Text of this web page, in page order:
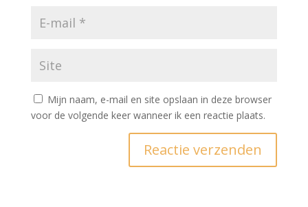
Mijn naam, e-mail en site opslaan in deze browser
voor de volgende keer wanneer ik een reactie plaats.